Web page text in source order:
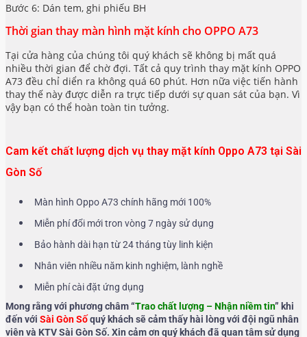
Bước 6: Dán tem, ghi phiếu BH
Thời gian thay màn hình mặt kính cho OPPO A73
Tại cửa hàng của chúng tôi quý khách sẽ không bị mất quá
nhiều thời gian để chờ đợi. Tất cả quy trình thay mặt kính OPPO
A73 đều chỉ diển ra không quá 60 phút. Hơn nữa việc tiến hành
thay thế này được diễn ra trực tiếp dưới sự quan sát của bạn. Vì
vậy bạn có thể hoàn toàn tin tưởng.
Cam kết chất lượng dịch vụ thay mặt kính Oppo A73 tại Sài
Gòn Số
Màn hình Oppo A73 chính hãng mới 100%
Miễn phí đổi mới tron vòng 7 ngày sử dụng
Bảo hành dài hạn từ 24 tháng tùy linh kiện
Nhân viên nhiều năm kinh nghiệm, lành nghề
Miễn phí cài đặt ứng dụng
Mong rằng với phương châm “Trao chất lượng – Nhận niềm tin” khi
đến với Sài Gòn Sốquý khách sẽ cảm thấy hài lòng với đội ngũ nhân
viên và KTV Sài Gòn Số. Xin cảm ơn quý khách đã quan tâm sử dụng